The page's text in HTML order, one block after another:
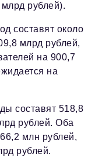
млрд рублей).
составят около
млрд рублей,
на 900,7
на
составят 518,8
рублей. Оба
млн рублей,
рублей.